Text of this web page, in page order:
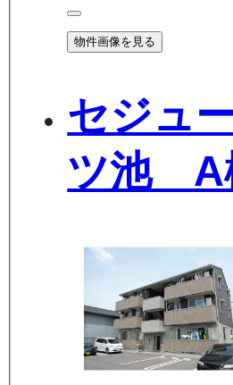
物件画像を見る
セジュ
ツ池 A